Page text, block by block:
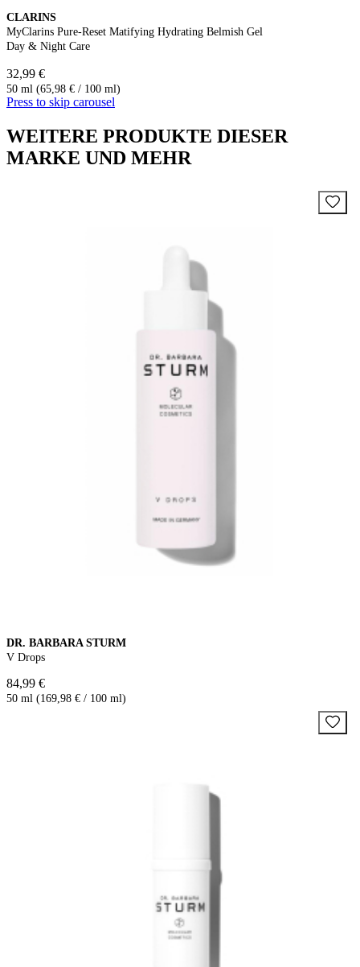
CLARINS
MyClarins Pure-Reset Matifying Hydrating Belmish Gel
Day & Night Care
32,99 €
50 ml (65,98 € / 100 ml)
Press to skip carousel
WEITERE PRODUKTE DIESER
MARKE UND MEHR
DR. BARBARA STURM
V Drops
84,99 €
50 ml (169,98 € / 100 ml)